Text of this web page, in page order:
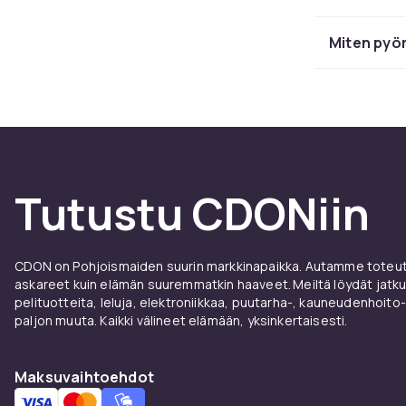
myös
Pyöräilytakki
pakata
Miten
Tutustu CDONiin
CDON on Pohjoismaiden suurin markkinapaikka. Autamme
askareet kuin elämän suuremmatkin haaveet. Meiltä löydät
pelituotteita, leluja, elektroniikkaa, puutarha-,
paljon muuta. Kaikki välineet elämään, yksinkertaisesti.
Maksuvaihtoehdot